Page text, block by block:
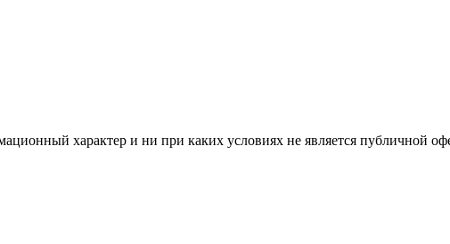
характер и ни при каких условиях не является публичной